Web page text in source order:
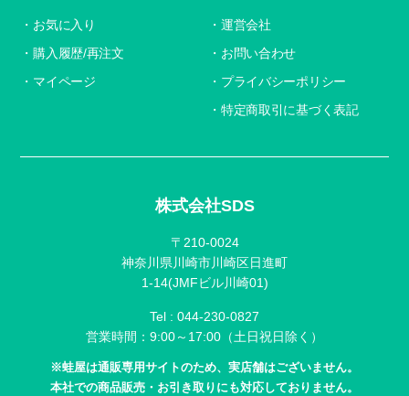
株式会社SDS
〒210-0024
神奈川県川崎市川崎区日進町
1-14(JMFビル川崎01)
Tel : 044-230-0827
営業時間：9:00～17:00（土日祝日除く）
※蛙屋は通販専用サイトのため、実店舗はございません。
本社での商品販売・お引き取りにも対応しておりません。
お気に入り
購入履歴/再注文
マイページ
運営会社
お問い合わせ
プライバシーポリシー
特定商取引に基づく表記